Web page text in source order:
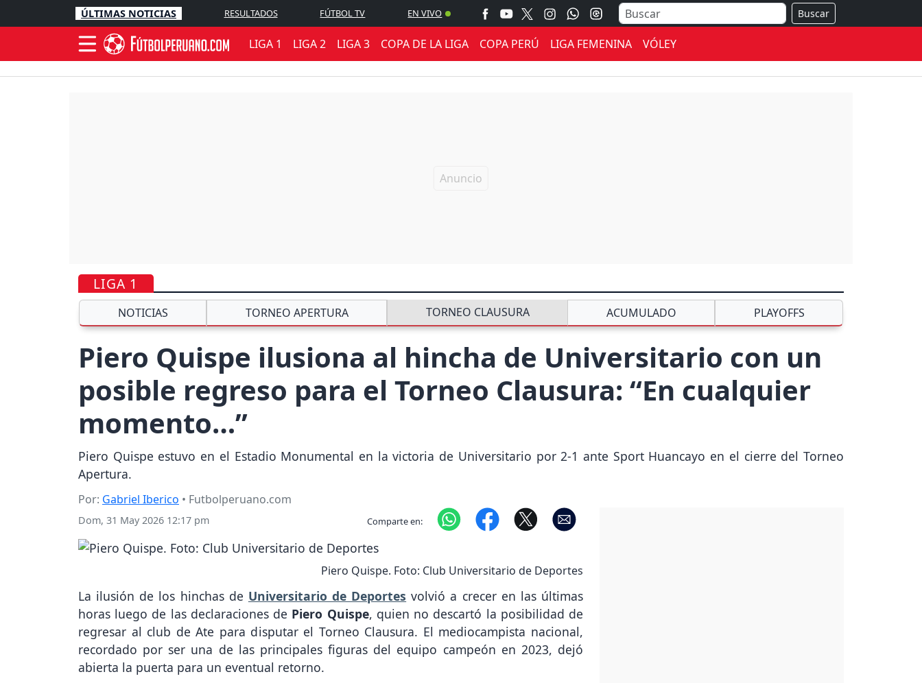
ÚLTIMAS NOTICIAS RESULTADOS FÚTBOL TV EN VIVO Buscar
LIGA 1 LIGA 2 LIGA 3 COPA DE LA LIGA COPA PERÚ LIGA FEMENINA VÓLEY
LIGA 1
NOTICIAS TORNEO APERTURA TORNEO CLAUSURA ACUMULADO PLAYOFFS
Piero Quispe ilusiona al hincha de Universitario con un
posible regreso para el Torneo Clausura: “En cualquier
momento…”
Piero Quispe estuvo en el Estadio Monumental en la victoria de Universitario por 2-1 ante Sport Huancayo en el cierre del Torneo
Apertura.
Por: Gabriel Iberico • Futbolperuano.com
Dom, 31 May 2026 12:17 pm Comparte en:
Piero Quispe. Foto: Club Universitario de Deportes
La ilusión de los hinchas de Universitario de Deportes volvió a crecer en las últimas
horas luego de las declaraciones de Piero Quispe, quien no descartó la posibilidad de
regresar al club de Ate para disputar el Torneo Clausura. El mediocampista nacional,
recordado por ser una de las principales figuras del equipo campeón en 2023, dejó
abierta la puerta para un eventual retorno.